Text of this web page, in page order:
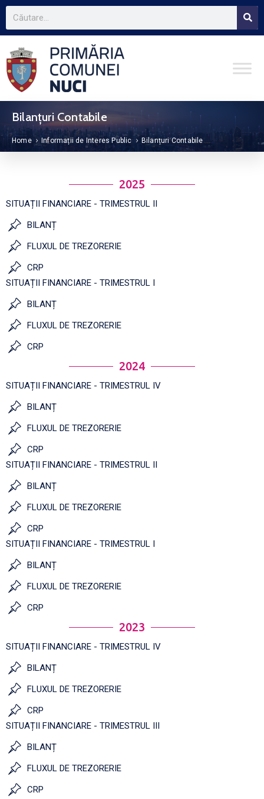
Bilanțuri Contabile
Home Informații de Interes Public Bilanțuri Contabile
2025
SITUAȚII FINANCIARE - TRIMESTRUL II
BILANȚ
FLUXUL DE TREZORERIE
CRP
SITUAȚII FINANCIARE - TRIMESTRUL I
BILANȚ
FLUXUL DE TREZORERIE
CRP
2024
SITUAȚII FINANCIARE - TRIMESTRUL IV
BILANȚ
FLUXUL DE TREZORERIE
CRP
SITUAȚII FINANCIARE - TRIMESTRUL II
BILANȚ
FLUXUL DE TREZORERIE
CRP
SITUAȚII FINANCIARE - TRIMESTRUL I
BILANȚ
FLUXUL DE TREZORERIE
CRP
2023
SITUAȚII FINANCIARE - TRIMESTRUL IV
BILANȚ
FLUXUL DE TREZORERIE
CRP
SITUAȚII FINANCIARE - TRIMESTRUL III
BILANȚ
FLUXUL DE TREZORERIE
CRP